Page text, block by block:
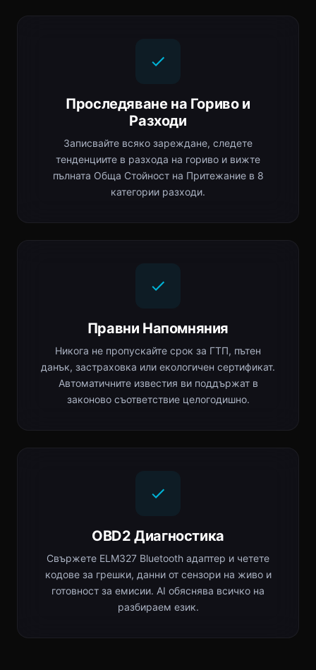
Проследяване на Гориво и
Разходи
Записвайте всяко зареждане, следете
тенденциите в разхода на гориво и вижте
пълната Обща Стойност на Притежание в 8
категории разходи.
Правни Напомняния
Никога не пропускайте срок за ГТП, пътен
данък, застраховка или екологичен сертификат.
Автоматичните известия ви поддържат в
законово съответствие целогодишно.
OBD2 Диагностика
Свържете ELM327 Bluetooth адаптер и четете
кодове за грешки, данни от сензори на живо и
готовност за емисии. AI обяснява всичко на
разбираем език.